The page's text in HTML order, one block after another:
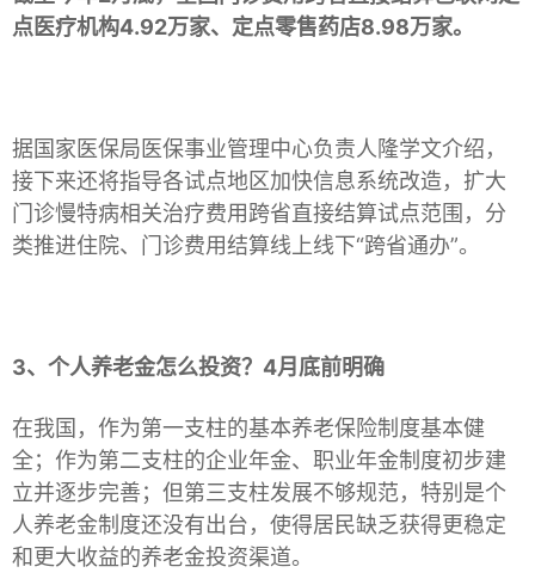
点医疗机构4.92万家、定点零售药店8.98万家。
据国家医保局医保事业管理中心负责人隆学文介绍，
接下来还将指导各试点地区加快信息系统改造，扩大
门诊慢特病相关治疗费用跨省直接结算试点范围，分
类推进住院、门诊费用结算线上线下“跨省通办”。
3、个人养老金怎么投资？4月底前明确
在我国，作为第一支柱的基本养老保险制度基本健
全；作为第二支柱的企业年金、职业年金制度初步建
立并逐步完善；但第三支柱发展不够规范，特别是个
人养老金制度还没有出台，使得居民缺乏获得更稳定
和更大收益的养老金投资渠道。